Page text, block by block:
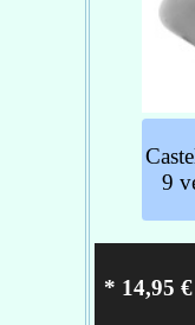
de
9
* 14,95